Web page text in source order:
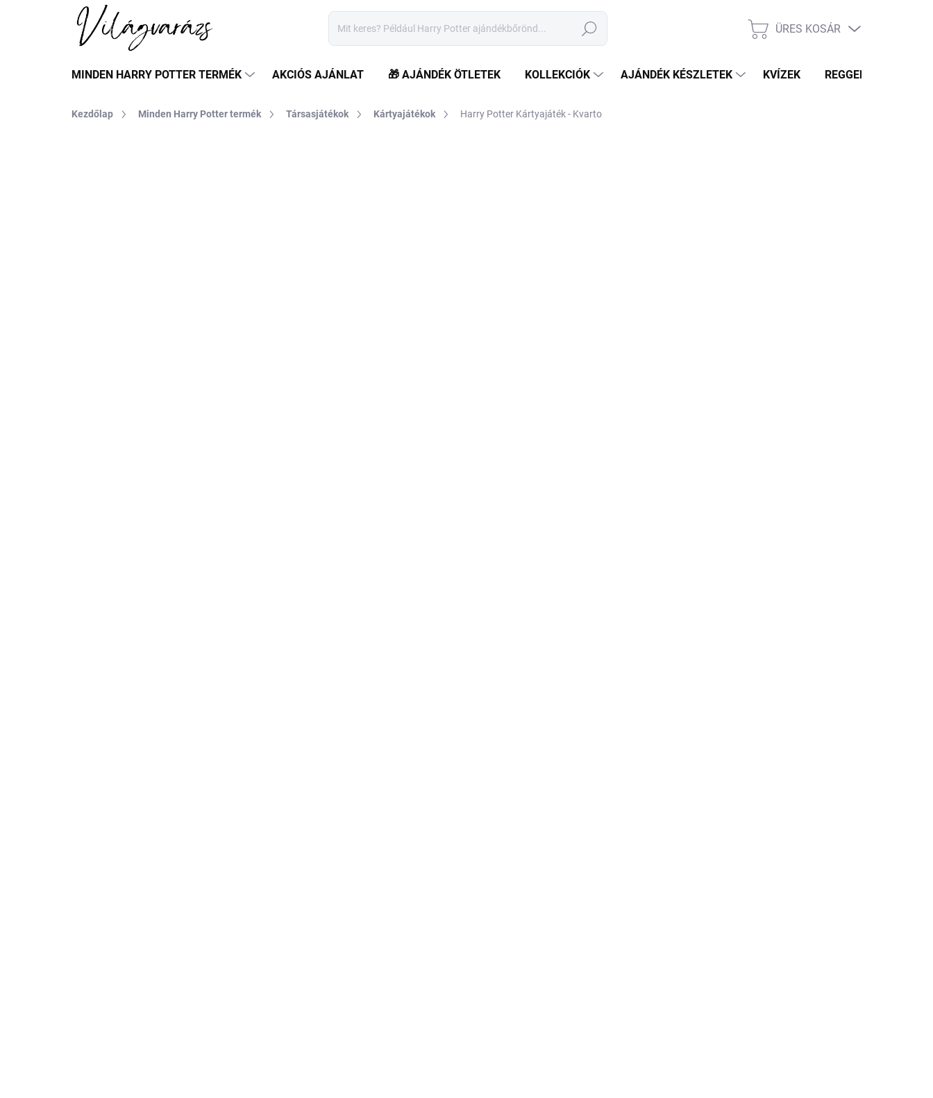
Keresés KOSÁR
ÜRES KOSÁR
MINDEN HARRY POTTER TERMÉK AKCIÓS AJÁNLAT 🎁 AJÁNDÉK ÖTLETEK KOLLEKCIÓK AJÁNDÉK KÉSZLETEK KVÍZEK REGGELI PRÓFÉTA
Kezdőlap Minden Harry Potter termék Társasjátékok Kártyajátékok Harry Potter Kártyajáték - Kvarto